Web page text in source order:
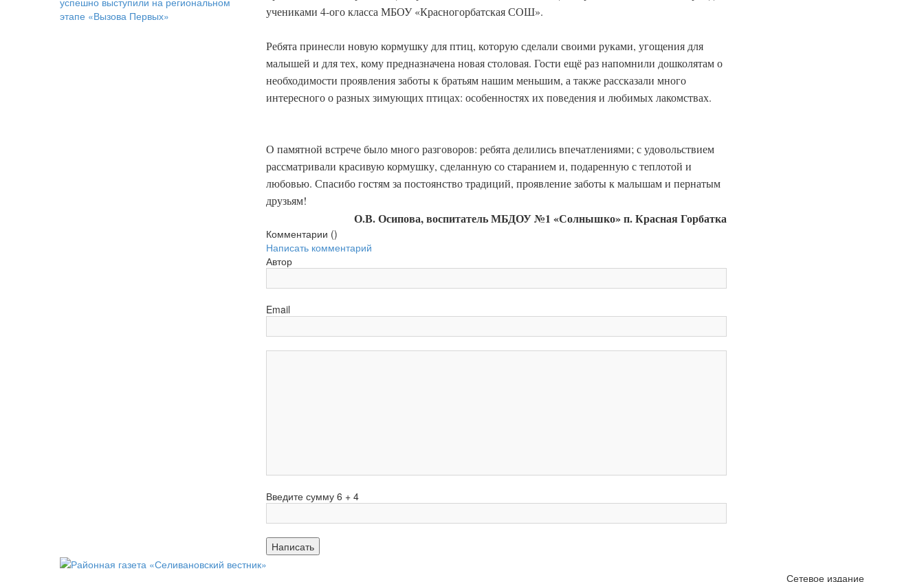
этапе «Вызова Первых»
учениками 4-ого класса МБОУ «Красногорбатская СОШ».
Ребята принесли новую кормушку для птиц, которую сделали своими руками, угощения для
малышей и для тех, кому предназначена новая столовая. Гости ещё раз напомнили дошколятам о
необходимости проявления заботы к братьям нашим меньшим, а также рассказали много
интересного о разных зимующих птицах: особенностях их поведения и любимых лакомствах.
О памятной встрече было много разговоров: ребята делились впечатлениями; с удовольствием
рассматривали красивую кормушку, сделанную со старанием и, подаренную с теплотой и
любовью. Спасибо гостям за постоянство традиций, проявление заботы к малышам и пернатым
друзьям!
О.В. Осипова, воспитатель МБДОУ №1 «Солнышко» п. Красная Горбатка
Комментарии ()
Написать комментарий
Автор
Email
Введите сумму 6 + 4
Сетевое издание